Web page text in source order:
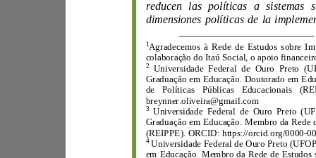
dimen
1 Agradecemos à Rede de Estudo s s
2
Gradu aç ão em Edu ca ção. Doutorad o e
de Políticas Públicas Educacionais
breynner. o li veira@gma il .c om
3 Unive rsidade Federal de Ou
Membro da Red
(REIPPE).
ORC ID: https ://orcid.org/ 00 00-
4
Universidade Federal
Membro da
Rede de E